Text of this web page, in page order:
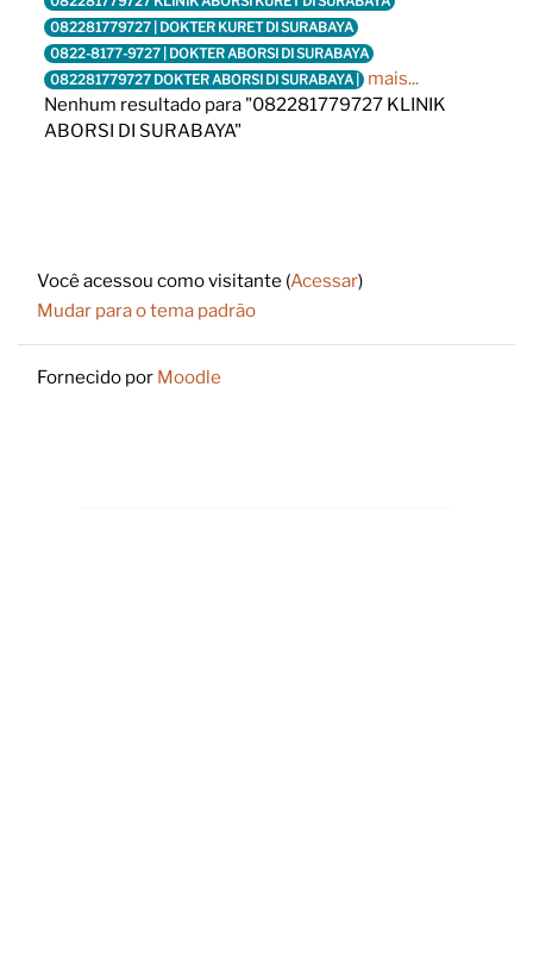
082281779727 | DOKTER KURET DI SURABAYA
0822-8177-9727 | DOKTER ABORSI DI SURABAYA
082281779727 DOKTER ABORSI DI SURABAYA |
mais...
Nenhum resultado para "082281779727 KLINIK
ABORSI DI SURABAYA"
Você acessou como visitante (Acessar)
Mudar para o tema padrão
Fornecido por Moodle